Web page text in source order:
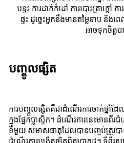
បន្ទះ ការដាក់កំដៅ ការបោះត្រាក្តៅ
ផ្ទះ ដូច្នេះអ្នកនឹងមានតម្លៃទាប និង
អាចទុកចិត្តប
បញ្ចូលផ្សិត
ការបញ្ចូលផ្សិតគឺជាដំណើរការចាក់ថ្នាំដែល
ក្នុងផ្នែកប្លាស្ទិក។ ដំណើរការនេះមានពីរ
ទីមួយ សមាសធាតុដែលបានបញ្ចប់ត្រូវប
ដំណើរការបង្កើតផ្សិតពិតប្រាកដ។ ទីពីរសម្